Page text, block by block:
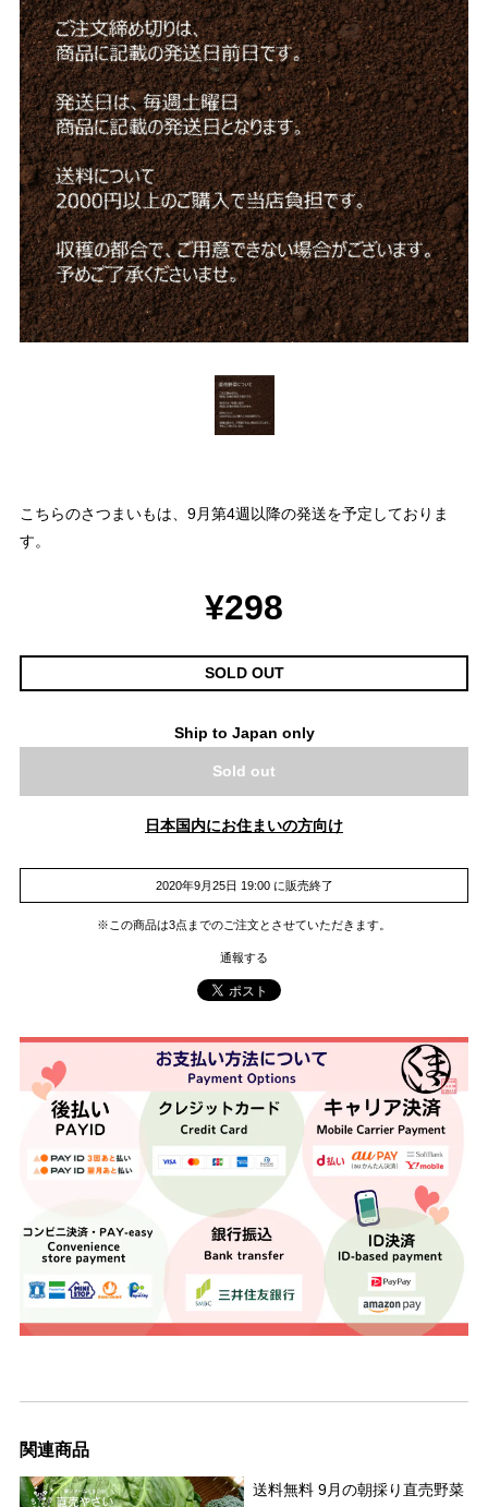
こちらのさつまいもは、9月第4週以降の発送を予定しておりま
す。
¥298
SOLD OUT
Ship to Japan only
Sold out
日本国内にお住まいの方向け
2020年9月25日 19:00 に販売終了
※この商品は3点までのご注文とさせていただきます。
通報する
関連商品
送料無料 9月の朝採り直売野菜